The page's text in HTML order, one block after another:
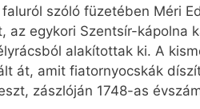
szóló füzetében Méri
egykori Szentsír-kápolna
alakítottak ki. A
át, amit fiatornyocskák
zászlóján 1748-as